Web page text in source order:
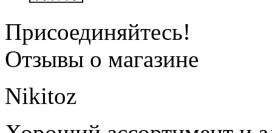
Присоединяйтесь!
Отзывы о магазине
Nikitoz